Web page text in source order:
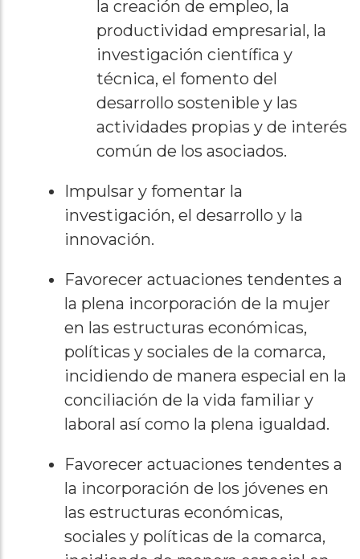
la creación de empleo, la
productividad empresarial, la
investigación científica y
técnica, el fomento del
desarrollo sostenible y las
actividades propias y de interés
común de los asociados.
Impulsar y fomentar la
investigación, el desarrollo y la
innovación.
Favorecer actuaciones tendentes a
la plena incorporación de la mujer
en las estructuras económicas,
políticas y sociales de la comarca,
incidiendo de manera especial en la
conciliación de la vida familiar y
laboral así como la plena igualdad.
Favorecer actuaciones tendentes a
la incorporación de los jóvenes en
las estructuras económicas,
sociales y políticas de la comarca,